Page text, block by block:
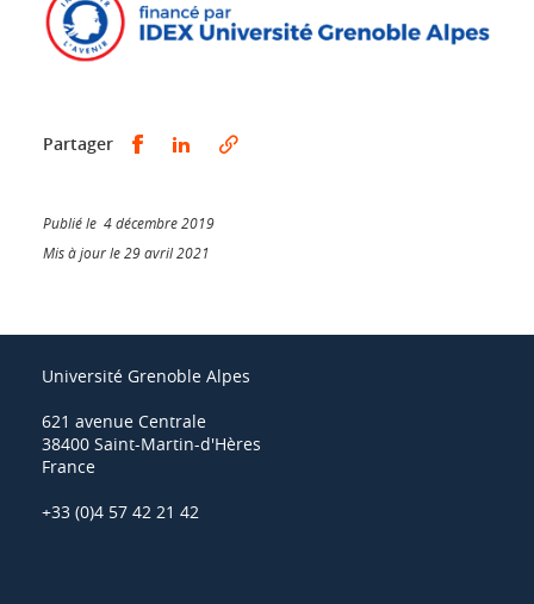
Partager Partager sur Facebook
Partager sur LinkedIn
Publié le 4 décembre 2019
Mis à jour le 29 avril 2021
Université Grenoble Alpes
621 avenue Centrale
38400 Saint-Martin-d'Hères
France
+33 (0)4 57 42 21 42